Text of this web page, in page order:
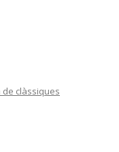
de clàssiques